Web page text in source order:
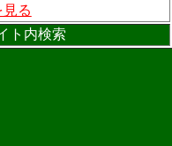
る
ト内検索